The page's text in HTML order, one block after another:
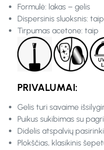
Formulė: lakas – gelis
Dispersinis sluoksnis:
Tirpumas acetone: taip
PRIVALUMAI:
Gelis turi savaime
Puikus sukibimas su
Didelis atspalvių
Plokščias, klasikinis